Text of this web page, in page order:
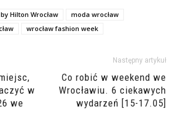
Hilton Wrocław
moda wrocław
wrocław fashion week
w
we
Następny artykuł
Co robić w weekend we
Wrocławiu. 6 ciekawych
wydarzeń [15-17.05]